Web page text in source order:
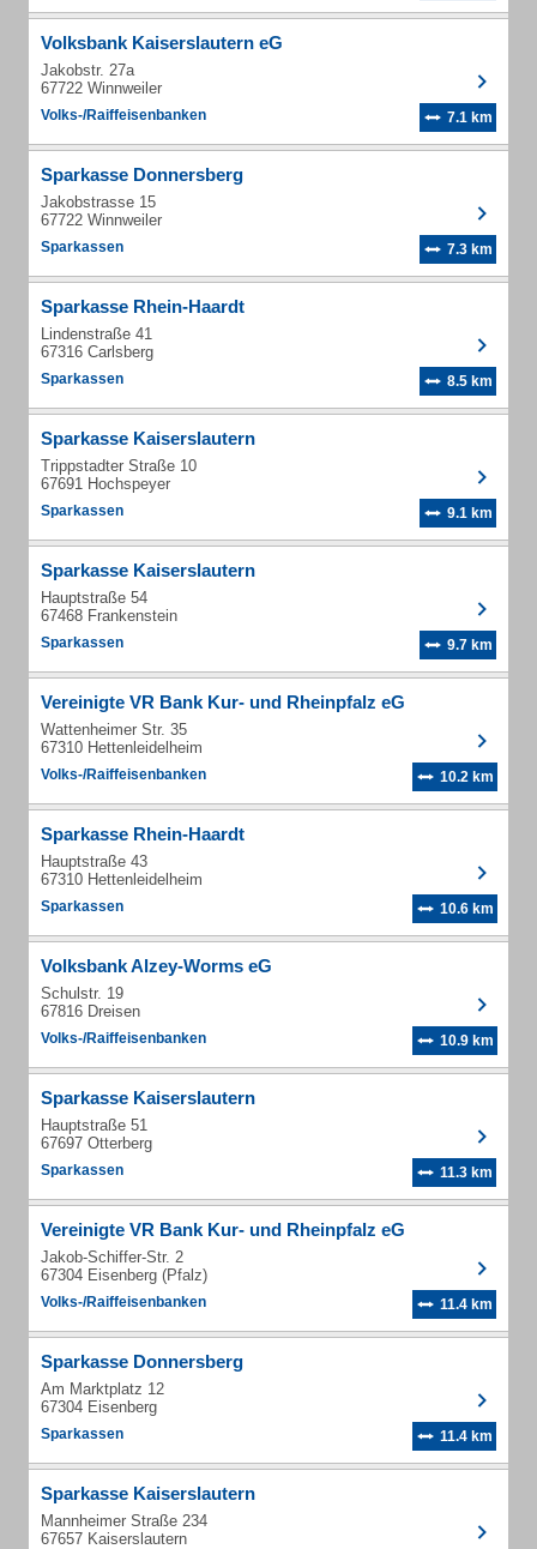
Volksbank Kaiserslautern eG
Jakobstr. 27a
67722 Winnweiler
Volks-/Raiffeisenbanken 7.1 km
Sparkasse Donnersberg
Jakobstrasse 15
67722 Winnweiler
Sparkassen 7.3 km
Sparkasse Rhein-Haardt
Lindenstraße 41
67316 Carlsberg
Sparkassen 8.5 km
Sparkasse Kaiserslautern
Trippstadter Straße 10
67691 Hochspeyer
Sparkassen 9.1 km
Sparkasse Kaiserslautern
Hauptstraße 54
67468 Frankenstein
Sparkassen 9.7 km
Vereinigte VR Bank Kur- und Rheinpfalz eG
Wattenheimer Str. 35
67310 Hettenleidelheim
Volks-/Raiffeisenbanken 10.2 km
Sparkasse Rhein-Haardt
Hauptstraße 43
67310 Hettenleidelheim
Sparkassen 10.6 km
Volksbank Alzey-Worms eG
Schulstr. 19
67816 Dreisen
Volks-/Raiffeisenbanken 10.9 km
Sparkasse Kaiserslautern
Hauptstraße 51
67697 Otterberg
Sparkassen 11.3 km
Vereinigte VR Bank Kur- und Rheinpfalz eG
Jakob-Schiffer-Str. 2
67304 Eisenberg (Pfalz)
Volks-/Raiffeisenbanken 11.4 km
Sparkasse Donnersberg
Am Marktplatz 12
67304 Eisenberg
Sparkassen 11.4 km
Sparkasse Kaiserslautern
Mannheimer Straße 234
67657 Kaiserslautern